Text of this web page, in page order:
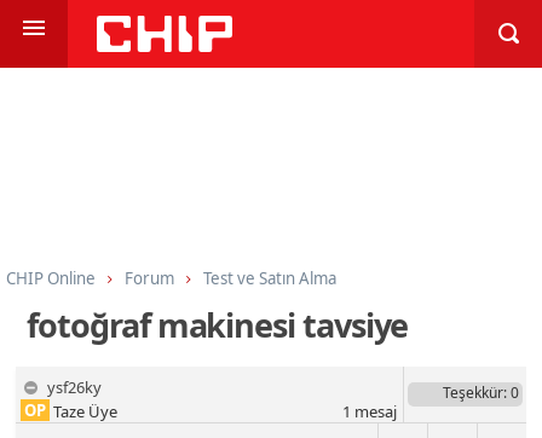
CHIP Online Forum
Test ve Satın Alma
Dijital Fotoğraf Makineleri
fotoğraf makinesi tavsiye
ysf26ky
OP Taze Üye
Teşekkür: 0
1 mesaj